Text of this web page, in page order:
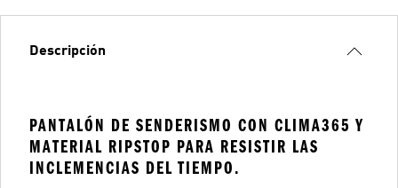
Descripción
PANTALÓN DE SENDERISMO CON CLIMA365 Y
MATERIAL RIPSTOP PARA RESISTIR LAS
INCLEMENCIAS DEL TIEMPO.